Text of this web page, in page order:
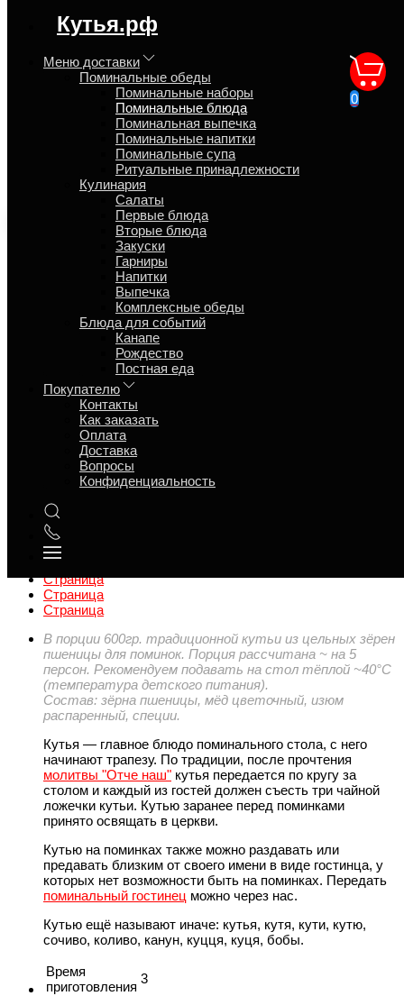
регион доставки:
Кутья.рф
Меню доставки
Поминальные обеды
Поминальные наборы
Поминальные блюда
Поминальная выпечка
Поминальные напитки
Поминальные супа
Ритуальные принадлежности
Кулинария
Салаты
Первые блюда
Вторые блюда
Закуски
Гарниры
Напитки
Выпечка
Комплексные обеды
Блюда для событий
Канапе
Рождество
Постная еда
Покупателю
Контакты
Как заказать
Оплата
Доставка
Вопросы
Конфиденциальность
0
Кутья поминальная из
пшеницы
Поминальные обеды
Поминальные блюда
Обзор
Характеристики
Отзывы
Страница
Страница
Страница
В порции 600гр. традиционной кутьи из цельных зёрен
пшеницы для поминок. Порция рассчитана ~ на 5
персон. Рекомендуем подавать на стол тёплой ~40°С
(температура детского питания).
Состав: зёрна пшеницы, мёд цветочный, изюм
распаренный, специи.
Кутья — главное блюдо поминального стола, с него
начинают трапезу. По традиции, после прочтения
молитвы "Отче наш" кутья передается по кругу за
столом и каждый из гостей должен съесть три чайной
ложечки кутьи. Кутью заранее перед поминками
принято освящать в церкви.
Кутью на поминках также можно раздавать или
предавать близким от своего имени в виде гостинца, у
которых нет возможности быть на поминках. Передать
поминальный гостинец можно через нас.
Кутью ещё называют иначе: кутья, кутя, кути, кутю,
сочиво, коливо, канун, куцця, куця, бобы.
Время
приготовления
3